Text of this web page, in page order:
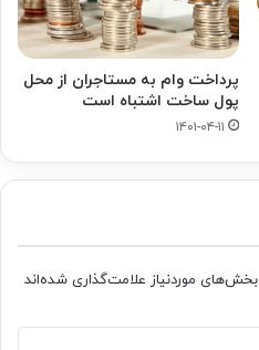
پرداخت وام به مستاجران از محل
پول ساخت اشتباه است
۱۴۰۱-۰۴-۱۱
بخش‌های موردنیاز علامت‌گذاری شده‌اند